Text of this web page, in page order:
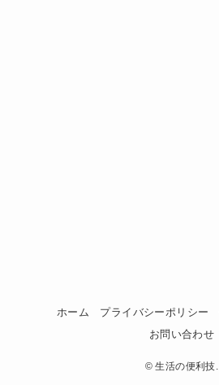
ホーム プライバシーポリシー
お問い合わせ
© 生活の便利技.